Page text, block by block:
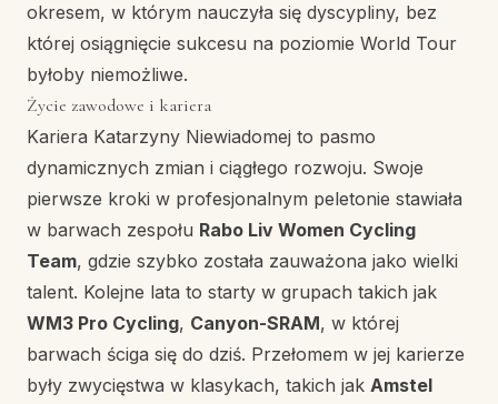
okresem, w którym nauczyła się dyscypliny, bez
której osiągnięcie sukcesu na poziomie World Tour
byłoby niemożliwe.
Życie zawodowe i kariera
Kariera Katarzyny Niewiadomej to pasmo
dynamicznych zmian i ciągłego rozwoju. Swoje
pierwsze kroki w profesjonalnym peletonie stawiała
w barwach zespołu Rabo Liv Women Cycling
Team, gdzie szybko została zauważona jako wielki
talent. Kolejne lata to starty w grupach takich jak
WM3 Pro Cycling, Canyon-SRAM, w której
barwach ściga się do dziś. Przełomem w jej karierze
były zwycięstwa w klasykach, takich jak Amstel